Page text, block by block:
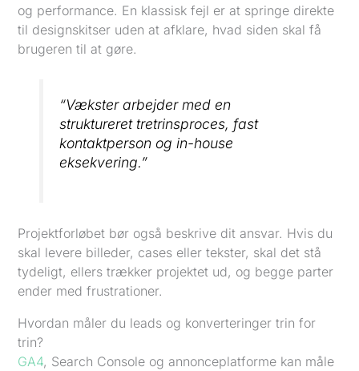
og performance. En klassisk fejl er at springe direkte
til designskitser uden at afklare, hvad siden skal få
brugeren til at gøre.
“Vækster arbejder med en
struktureret tretrinsproces, fast
kontaktperson og in-house
eksekvering.”
Projektforløbet bør også beskrive dit ansvar. Hvis du
skal levere billeder, cases eller tekster, skal det stå
tydeligt, ellers trækker projektet ud, og begge parter
ender med frustrationer.
Hvordan måler du leads og konverteringer trin for
trin?
GA4, Search Console og annonceplatforme kan måle